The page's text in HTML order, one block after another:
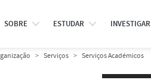
SOBRE ESTUDAR INVESTIGAR
Serviços Serviços Académicos